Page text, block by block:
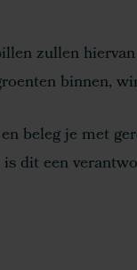
zullen
binnen,
beleg je met
dit een